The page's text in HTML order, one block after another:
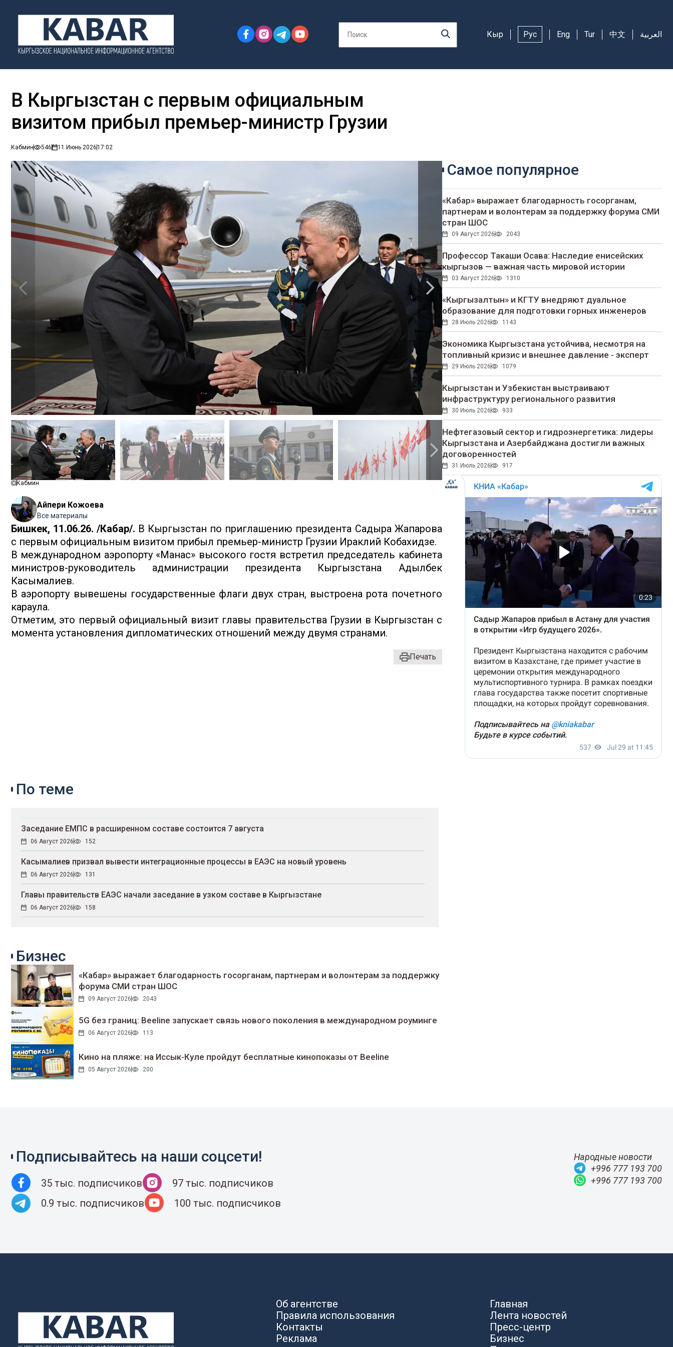
Кыр Рус Eng Tur 中文 العربية
В Кыргызстан с первым официальным
визитом прибыл премьер-министр Грузии
Кабмин 546 11 Июнь 202617:02
Кабмин
Айпери Кожоева
Все материалы
Бишкек, 11.06.26. /Кабар/. В Кыргызстан по приглашению президента Садыра Жапарова
с первым официальным визитом прибыл премьер-министр Грузии Ираклий Кобахидзе.
В международном аэропорту «Манас» высокого гостя встретил председатель кабинета
министров-руководитель администрации президента Кыргызстана Адылбек
Касымалиев.
В аэропорту вывешены государственные флаги двух стран, выстроена рота почетного
караула.
Отметим, это первый официальный визит главы правительства Грузии в Кыргызстан с
момента установления дипломатических отношений между двумя странами.
Печать
Самое популярное
«Кабар» выражает благодарность госорганам,
партнерам и волонтерам за поддержку форума СМИ
стран ШОС
09 Август 2026 2043
Профессор Такаши Осава: Наследие енисейских
кыргызов — важная часть мировой истории
03 Август 2026 1310
«Кыргызалтын» и КГТУ внедряют дуальное
образование для подготовки горных инженеров
28 Июль 2026 1143
Экономика Кыргызстана устойчива, несмотря на
топливный кризис и внешнее давление - эксперт
29 Июль 2026 1079
Кыргызстан и Узбекистан выстраивают
инфраструктуру регионального развития
30 Июль 2026 933
Нефтегазовый сектор и гидроэнергетика: лидеры
Кыргызстана и Азербайджана достигли важных
договоренностей
31 Июль 2026 917
По теме
Заседание ЕМПС в расширенном составе состоится 7 августа
06 Август 2026 152
Касымалиев призвал вывести интеграционные процессы в ЕАЭС на новый уровень
06 Август 2026 131
Главы правительств ЕАЭС начали заседание в узком составе в Кыргызстане
06 Август 2026 158
Бизнес
«Кабар» выражает благодарность госорганам, партнерам и волонтерам за поддержку
форума СМИ стран ШОС
09 Август 2026 2043
5G без границ: Beeline запускает связь нового поколения в международном роуминге
06 Август 2026 113
Кино на пляже: на Иссык-Куле пройдут беcплатные кинопоказы от Beeline
05 Август 2026 200
Подписывайтесь на наши соцсети!
35 тыс. подписчиков
97 тыс. подписчиков
0.9 тыс. подписчиков
100 тыс. подписчиков
Народные новости
+996 777 193 700
+996 777 193 700
Об агентстве
Правила использования
Контакты
Реклама
Главная
Лента новостей
Пресс-центр
Бизнес